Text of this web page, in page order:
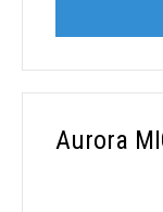
Aurora